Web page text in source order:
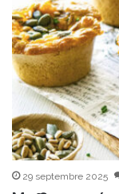
29 septembre 2025